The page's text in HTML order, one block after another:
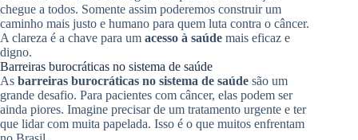
chegue a todos. Somente assim poderemos construir um
caminho mais justo e humano para quem luta contra o câncer.
A clareza é a chave para um acesso à saúde mais eficaz e
digno.
Barreiras burocráticas no sistema de saúde
As barreiras burocráticas no sistema de saúde são um
grande desafio. Para pacientes com câncer, elas podem ser
ainda piores. Imagine precisar de um tratamento urgente e ter
que lidar com muita papelada. Isso é o que muitos enfrentam